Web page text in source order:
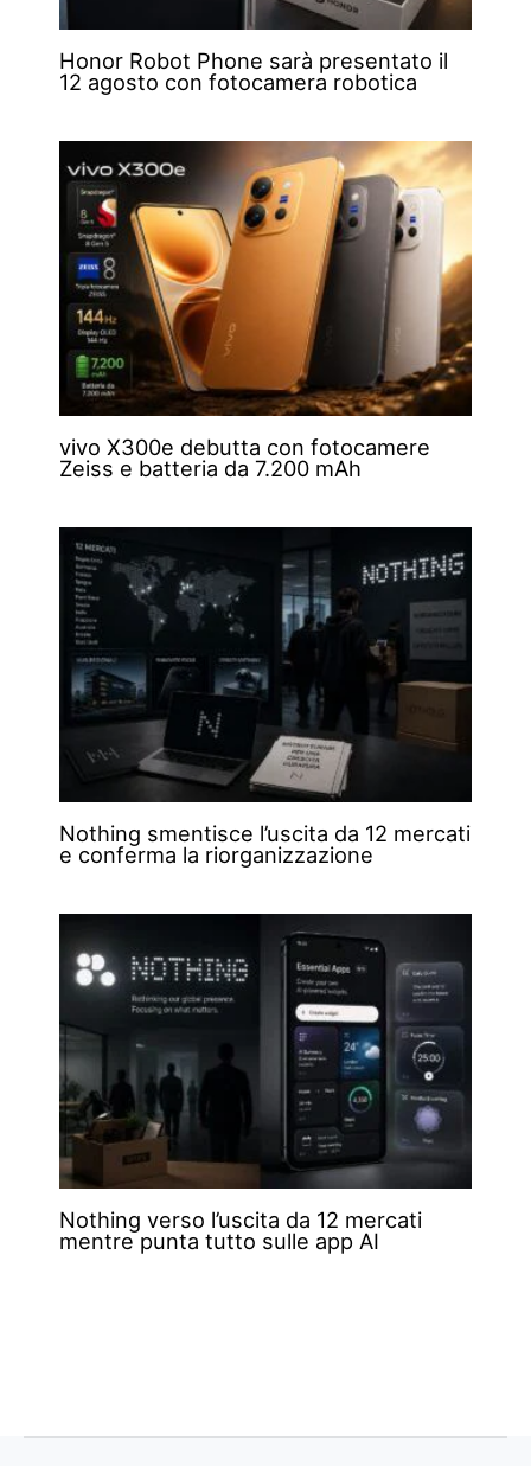
Honor Robot Phone sarà presentato il
12 agosto con fotocamera robotica
vivo X300e debutta con fotocamere
Zeiss e batteria da 7.200 mAh
Nothing smentisce l’uscita da 12 mercati
e conferma la riorganizzazione
Nothing verso l’uscita da 12 mercati
mentre punta tutto sulle app AI